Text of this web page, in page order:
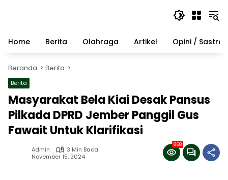
Home
Berita Olahraga Artikel Opini / Sastra
Beranda Berita
Berita
Masyarakat Bela Kiai Desak Pansus
Pilkada DPRD Jember Panggil Gus
Fawait Untuk Klarifikasi
Admin
3 Min Baca
November 15, 2024
868